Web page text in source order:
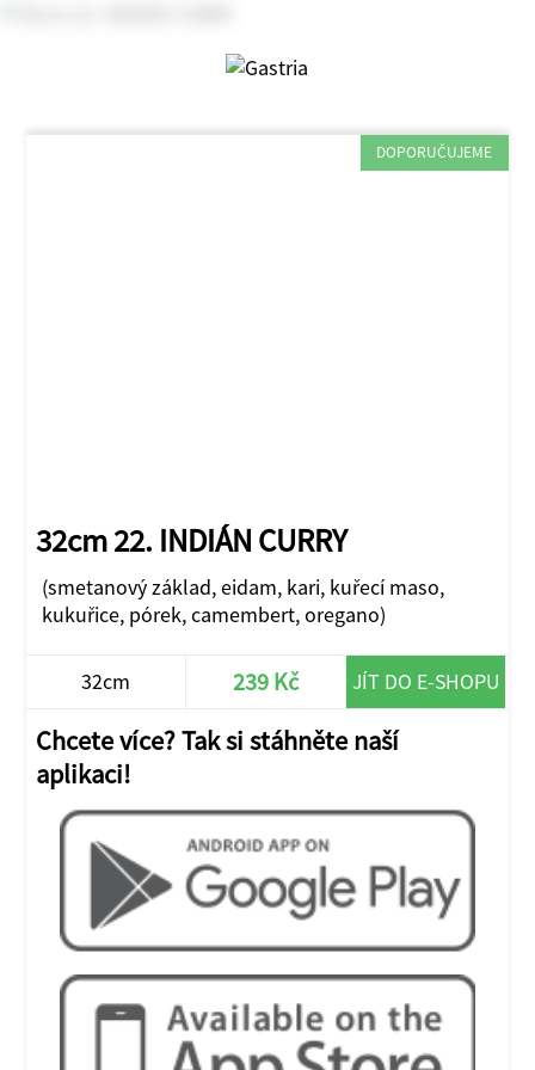
DOPORUČUJEME
32cm 22. INDIÁN CURRY
(smetanový základ, eidam, kari, kuřecí maso,
kukuřice, pórek, camembert, oregano)
32cm 239 Kč JÍT DO E-SHOPU
Chcete více? Tak si stáhněte naší
aplikaci!